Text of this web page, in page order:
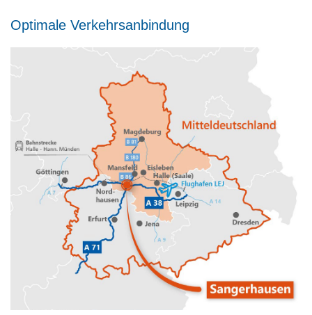
Optimale Verkehrsanbindung